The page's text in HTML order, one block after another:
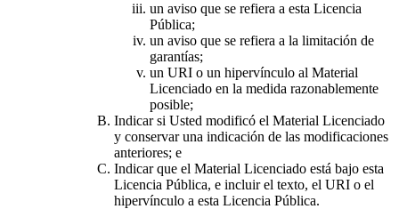
un aviso que se refiera a esta Licencia
Pública;
un aviso que se refiera a la limitación de
garantías;
un URI o un hipervínculo al Material
Licenciado en la medida razonablemente
posible;
Indicar si Usted modificó el Material Licenciado
y conservar una indicación de las modificaciones
anteriores; e
Indicar que el Material Licenciado está bajo esta
Licencia Pública, e incluir el texto, el URI o el
hipervínculo a esta Licencia Pública.